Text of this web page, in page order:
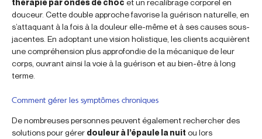
thérapie par ondes de choc et un recalibrage corporel en
douceur. Cette double approche favorise la guérison naturelle, en
s’attaquant à la fois à la douleur elle-même et à ses causes sous-
jacentes. En adoptant une vision holistique, les clients acquièrent
une compréhension plus approfondie de la mécanique de leur
corps, ouvrant ainsi la voie à la guérison et au bien-être à long
terme.
Comment gérer les symptômes chroniques
De nombreuses personnes peuvent également rechercher des
solutions pour gérer douleur à l’épaule la nuit ou lors